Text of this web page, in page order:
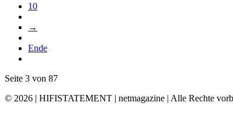
10
→
Ende
Seite 3 von 87
© 2026 | HIFISTATEMENT | netmagazine | Alle Rechte